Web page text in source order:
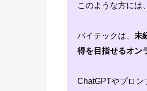
このような方には、
バイテックは、 未
得を目指せるオン
ChatGPTやプロン